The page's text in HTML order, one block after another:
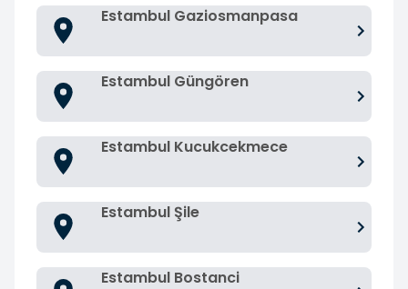
Estambul Gaziosmanpasa
Estambul Güngören
Estambul Kucukcekmece
Estambul Şile
Estambul Bostanci